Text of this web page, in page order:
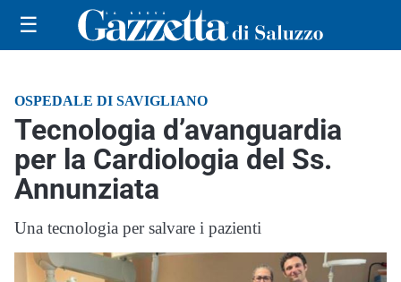
☰
OSPEDALE DI SAVIGLIANO
Tecnologia d’avanguardia
per la Cardiologia del Ss.
Annunziata
Una tecnologia per salvare i pazienti